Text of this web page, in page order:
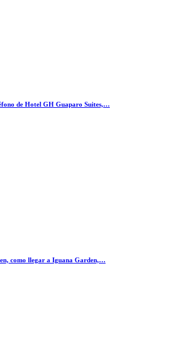
de Hotel GH Guaparo Suites,…
como llegar a Iguana Garden,…